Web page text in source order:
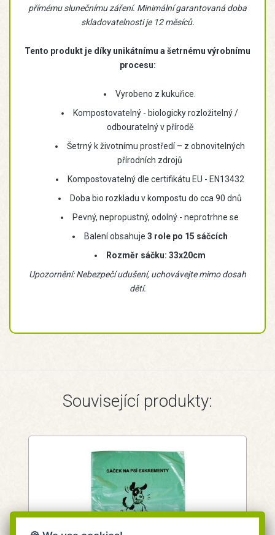
přímému slunečnímu záření. Minimální garantovaná doba
skladovatelnosti je 12 měsíců.
Tento produkt je díky unikátnímu a šetrnému výrobnímu
procesu:
Vyrobeno z kukuřice.
Kompostovatelný - biologicky rozložitelný /
odbouratelný v přírodě
Šetrný k životnímu prostředí – z obnovitelných
přírodních zdrojů
Kompostovatelný dle certifikátu EU - EN13432
Doba bio rozkladu v kompostu do cca 90 dnů
Pevný, nepropustný, odolný - neprotrhne se
Balení obsahuje 3 role po 15 sáčcích
Rozměr sáčku: 33x20cm
Upozornění: Nebezpečí udušení, uchovávejte mimo dosah
dětí.
Související produkty: